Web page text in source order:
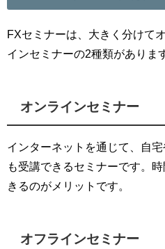
FXセミナーは、大きく分けて
インセミナーの2種類がありま
オンラインセミナー
インターネットを通じて、自
も受講できるセミナーです。
きるのがメリットです。
オフラインセミナー